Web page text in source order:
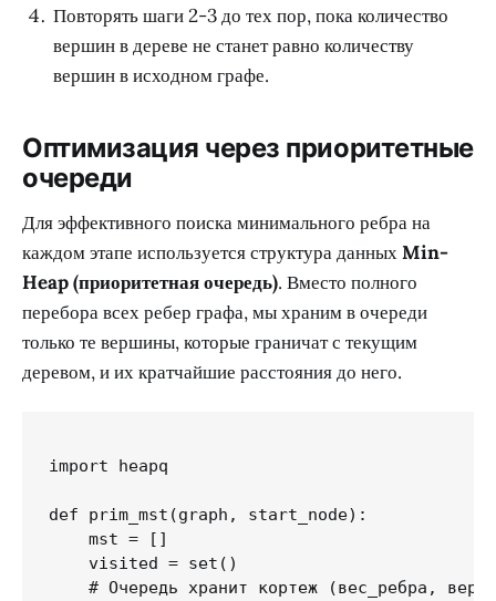
Повторять шаги 2-3 до тех пор, пока количество
вершин в дереве не станет равно количеству
вершин в исходном графе.
Оптимизация через приоритетные
очереди
Для эффективного поиска минимального ребра на
каждом этапе используется структура данныхMin-
Heap (приоритетная очередь). Вместо полного
перебора всех ребер графа, мы храним в очереди
только те вершины, которые граничат с текущим
деревом, и их кратчайшие расстояния до него.
import heapq
def prim_mst(graph, start_node):
    mst = []
    visited = set()
# Очередь хранит кортеж (вес_ребра,